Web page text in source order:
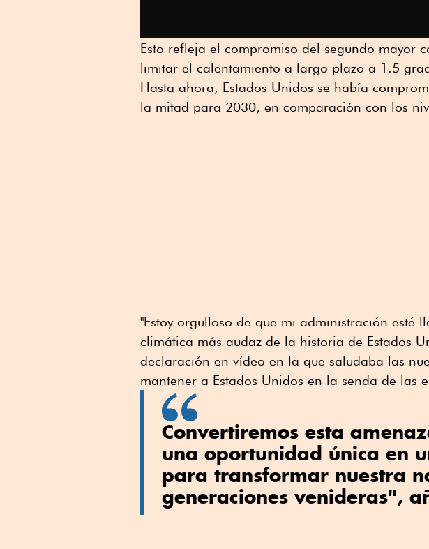
Esto refleja el compromiso del segundo mayor
limitar el calentamiento a largo plazo a 1.5
Hasta ahora, Estados Unidos se había
la mitad para 2030, en comparación con los
"Estoy orgulloso de que mi administración esté
climática más audaz de la historia de Estados
declaración en vídeo en la que saludaba las
mantener a Estados Unidos en la senda de las
Convertiremos esta
una oportunidad única en
para transformar nuestra
generaciones venideras",